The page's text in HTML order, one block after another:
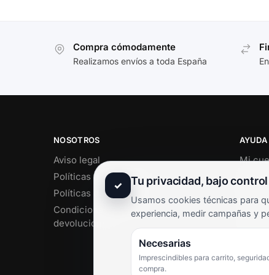
Compra cómodamente
Realizamos envíos a toda España
NOSOTROS
Aviso legal
Políticas de privacidad
Políticas de cookies
Condiciones de envío y
devoluciones
AYUDA
Mi
✓ Tu privacidad, bajo control
Usamos cookies técnicas para
experiencia, medir campañas y
Necesarias
Imprescindibles para carrito,
compra.